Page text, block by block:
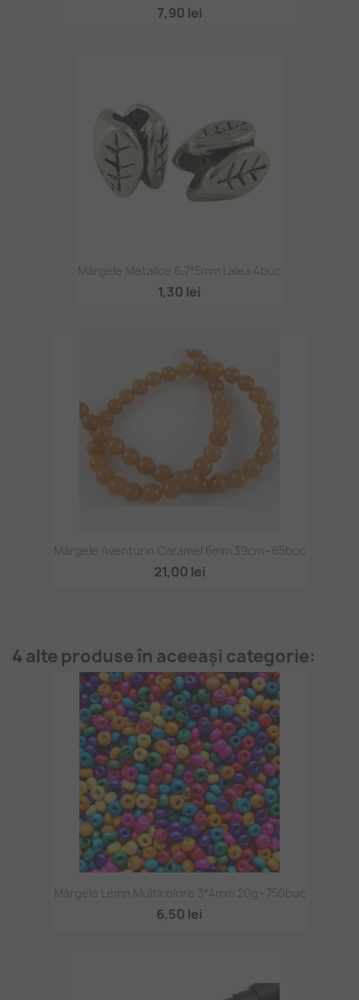
7,90 lei
Mărgele Metalice 6,7*5mm Lalea 4buc
1,30 lei
Mărgele Aventurin Caramel 6mm 39cm~65buc
21,00 lei
4 alte produse în aceeași categorie:
Mărgele Lemn Multicolore 3*4mm 20g~750buc
6,50 lei